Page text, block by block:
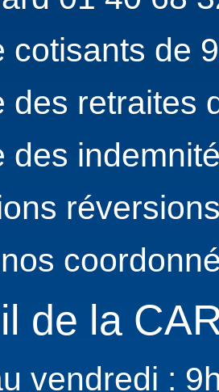
cotisants de
des retraites
des
de la
vendredi :